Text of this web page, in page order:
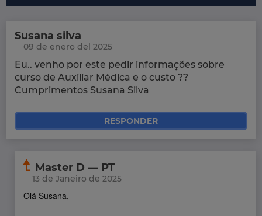
Susana silva
09 de enero del 2025
Eu.. venho por este pedir informações sobre
curso de Auxiliar Médica e o custo ??
Cumprimentos Susana Silva
RESPONDER
Master D — PT
13 de Janeiro de 2025
Olá Susana,